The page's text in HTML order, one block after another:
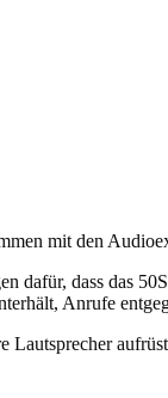
mit den
dafür, dass das
Anrufe
Lautsprecher